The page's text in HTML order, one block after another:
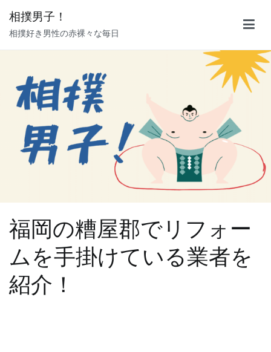
ス
相撲男子！
相撲好き男性の赤裸々な毎日
福岡の糟屋郡でリフォー
ムを手掛けている業者を
紹介！